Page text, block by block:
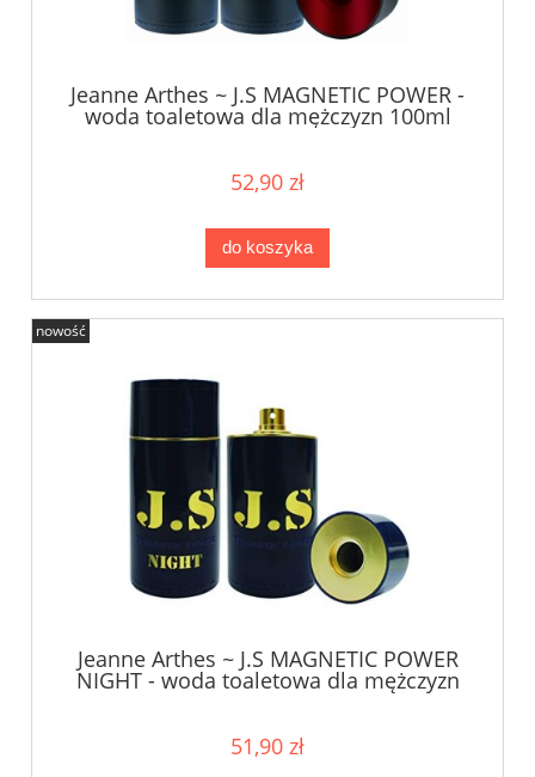
Jeanne Arthes ~ J.S MAGNETIC POWER -
woda toaletowa dla mężczyzn 100ml
52,90 zł
do koszyka
Jeanne Arthes ~ J.S MAGNETIC POWER
NIGHT - woda toaletowa dla mężczyzn
51,90 zł
nowość